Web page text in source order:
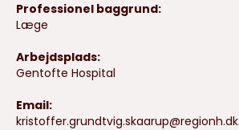
Professionel baggrund:
Læge
Arbejdsplads:
Gentofte Hospital
Email:
kristoffer.grundtvig.skaarup@regionh.dk